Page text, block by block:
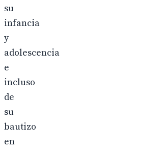
su
infancia
y
adolescencia
e
incluso
de
su
bautizo
en